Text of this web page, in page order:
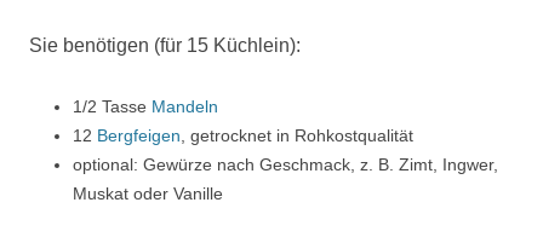
Sie benötigen (für 15 Küchlein):
1/2 Tasse Mandeln
12 Bergfeigen , getrocknet in Rohkostqualität
optional: Gewürze nach Geschmack, z. B. Zimt, Ingwer,
Muskat oder Vanille